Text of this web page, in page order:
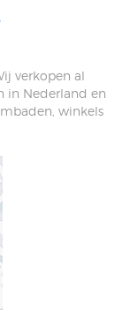
verkopen al
in Nederland en
winkels